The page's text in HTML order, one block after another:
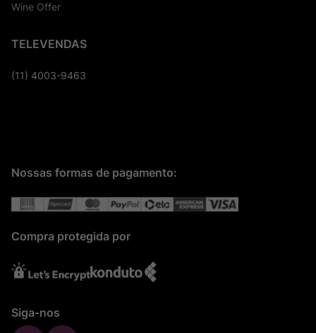
Wine Offer
TELEVENDAS
(11) 4003-9463
Nossas formas de pagamento:
Compra protegida por
Siga-nos